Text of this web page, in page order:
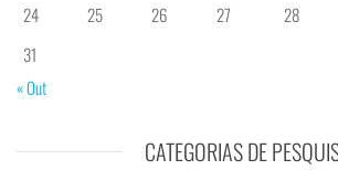
24
25 26 27 28
31
« Out
CATEGORIAS DE